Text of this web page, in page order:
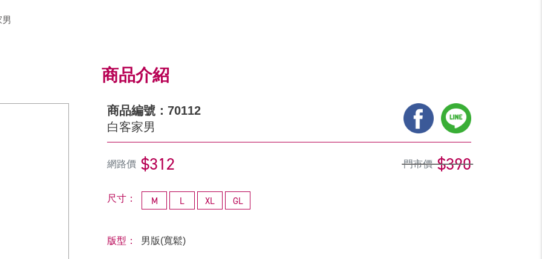
商品介紹
商品編號：70112
白客家男
網路價 $312 門市價 $390
尺寸： M L XL GL
版型： 男版(寬鬆)